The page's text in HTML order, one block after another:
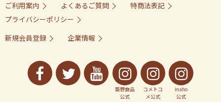
ご利用案内 よくあるご質問
特商法表記
プライバシーポリシー
新規会員登録
企業情報
築野食品
公式
コメトコ
メ公式
inaho
公式